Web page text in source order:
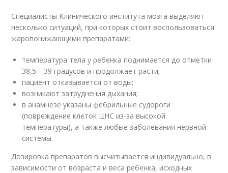
Специалисты Клинического института мозга выделяют
несколько ситуаций, при которых стоит воспользоваться
жаропонижающими препаратами:
температура тела у ребенка поднимается до отметки
38,5—39 градусов и продолжает расти;
пациент отказывается от воды;
возникают затруднения дыхания;
в анамнезе указаны фебрильные судороги
(повреждение клеток ЦНС из-за высокой
температуры), а также любые заболевания нервной
системы.
Дозировка препаратов высчитывается индивидуально, в
зависимости от возраста и веса ребенка, исходных